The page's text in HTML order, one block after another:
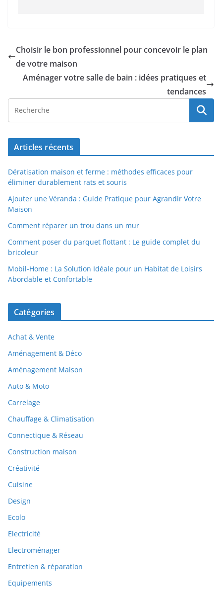
Choisir le bon professionnel pour concevoir le plan
de votre maison
Aménager votre salle de bain : idées pratiques et
tendances
Articles récents
Dératisation maison et ferme : méthodes efficaces pour
éliminer durablement rats et souris
Ajouter une Véranda : Guide Pratique pour Agrandir Votre
Maison
Comment réparer un trou dans un mur
Comment poser du parquet flottant : Le guide complet du
bricoleur
Mobil-Home : La Solution Idéale pour un Habitat de Loisirs
Abordable et Confortable
Catégories
Achat & Vente
Aménagement & Déco
Aménagement Maison
Auto & Moto
Carrelage
Chauffage & Climatisation
Connectique & Réseau
Construction maison
Créativité
Cuisine
Design
Ecolo
Electricité
Electroménager
Entretien & réparation
Equipements